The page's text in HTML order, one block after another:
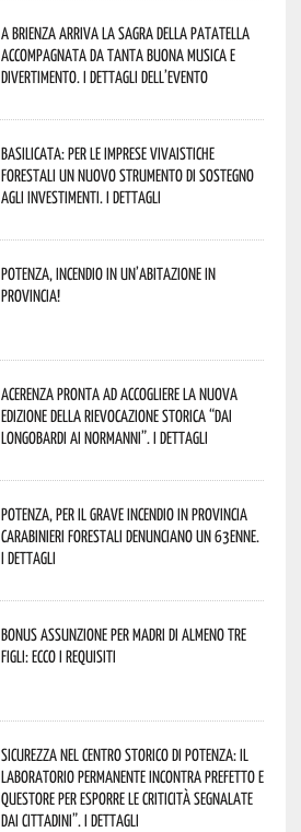
A Brienza arriva la Sagra della Patatella
accompagnata da tanta buona musica e
divertimento. I dettagli dell’evento
Basilicata: per le imprese vivaistiche
forestali un nuovo strumento di sostegno
agli investimenti. I dettagli
Potenza, incendio in un’abitazione in
provincia!
Acerenza pronta ad accogliere la nuova
edizione della rievocazione storica “Dai
Longobardi ai Normanni”. I dettagli
Potenza, per il grave incendio in Provincia
Carabinieri forestali denunciano un 63enne.
I dettagli
Bonus assunzione per madri di almeno tre
figli: ecco i requisiti
Sicurezza nel Centro Storico di Potenza: il
Laboratorio Permanente incontra Prefetto e
Questore per esporre le criticità segnalate
dai cittadini”. I dettagli